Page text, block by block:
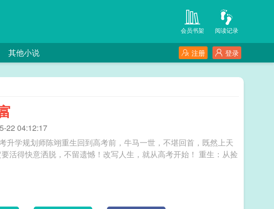
阅读记录
会员书架
其他小说 登录
注册
22 04:12:17
升学规划师陈翊重生回到高考前，牛马一世，不堪回首，既然上天
快意洒脱，不留遗憾！改写人生，就从高考开始！ 重生：从捡